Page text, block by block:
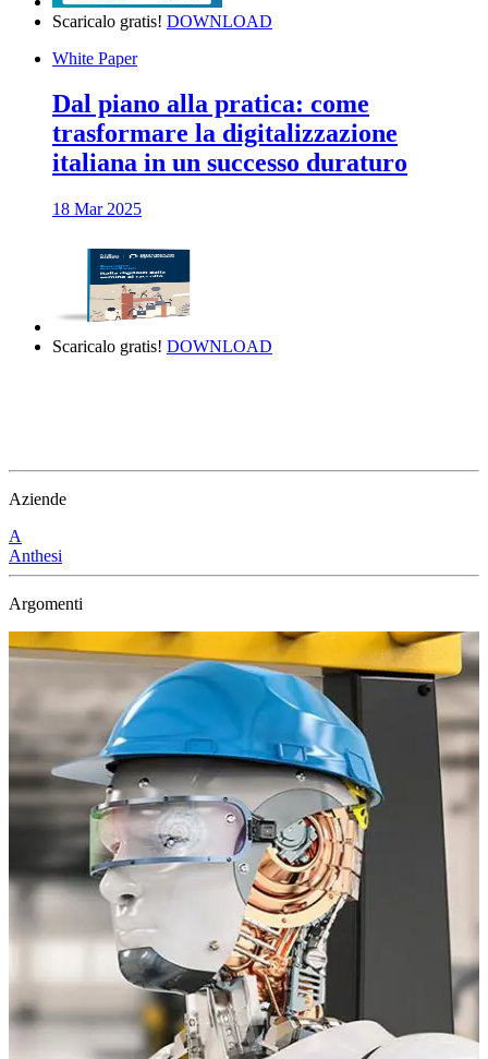
Scaricalo gratis! DOWNLOAD
White Paper
Dal piano alla pratica: come
trasformare la digitalizzazione
italiana in un successo duraturo
18 Mar 2025
Scaricalo gratis! DOWNLOAD
Aziende
A
Anthesi
Argomenti
PNRR
trasformazione digitale